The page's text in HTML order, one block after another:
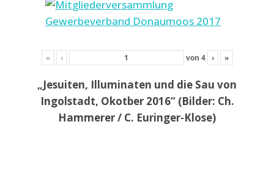
« ‹ von 4 › »
„Jesuiten, Illuminaten und die Sau von
Ingolstadt, Okotber 2016“ (Bilder: Ch.
Hammerer / C. Euringer-Klose)